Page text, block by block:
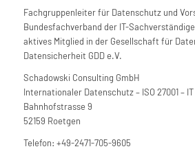
Fachgruppenleiter für Datenschutz und
Bundesfachverband der IT-
aktives Mitglied in der Gesellschaft für
Datensicherheit GDD e.V.
Schadowski Consulting GmbH
Internationaler Datenschutz – ISO 27001 –
Bahnhofstrasse 9
52159 Roetgen
Telefon: +49-2471-705-9605